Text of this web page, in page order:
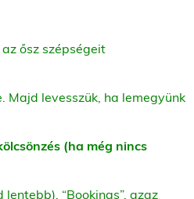
ősz szépségeit
levesszük, ha lemegyünk
(ha még nincs
“Bookings”, azaz